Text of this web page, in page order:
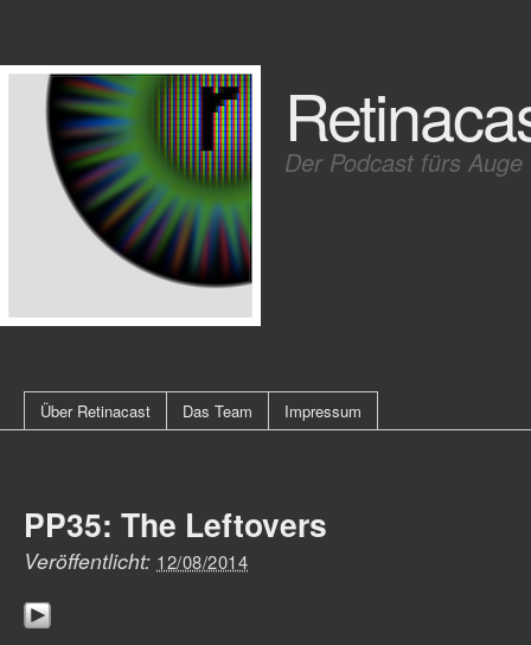
Der Podcast fürs Auge
Über Retinacast Das Team Impressum
PP35: The Leftovers
Veröffentlicht: 12/08/2014